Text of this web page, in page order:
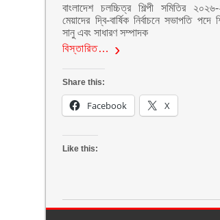
বাংলাদেশ চলচ্চিত্র শিল্পী সমিতির
মেয়াদের দ্বি-বার্ষিক নির্বাচনে সভাপতি পদে
সানু এবং সাধারণ সম্পাদক
বিস্তারিত…
Share this:
Facebook X
Like this: